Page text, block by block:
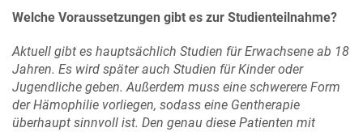
Welche Voraussetzungen gibt es zur Studienteilnahme?
Aktuell gibt es hauptsächlich Studien für Erwachsene ab 18
Jahren. Es wird später auch Studien für Kinder oder
Jugendliche geben. Außerdem muss eine schwerere Form
der Hämophilie vorliegen, sodass eine Gentherapie
überhaupt sinnvoll ist. Den genau diese Patienten mit